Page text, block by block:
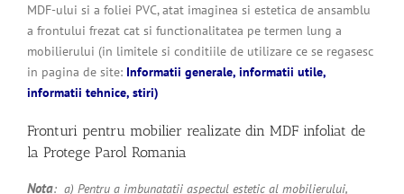
MDF-ului si a foliei PVC, atat imaginea si estetica de ansamblu
a frontului frezat cat si functionalitatea pe termen lung a
mobilierului (in limitele si conditiile de utilizare ce se regasesc
in pagina de site: Informatii generale, informatii utile,
informatii tehnice, stiri)
Fronturi pentru mobilier realizate din MDF infoliat de
la Protege Parol Romania
Nota: a) Pentru a imbunatatii aspectul estetic al mobilierului,